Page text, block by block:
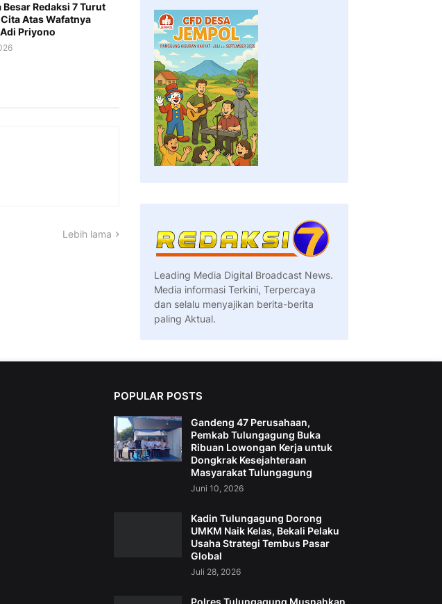
Besar Redaksi 7 Turut
Atas Wafatnya
Priyono
Lebih lama
Leading Media Digital Broadcast News.
Media informasi Terkini, Terpercaya
dan selalu menyajikan berita-berita
paling Aktual.
POPULAR POSTS
Gandeng 47 Perusahaan,
Pemkab Tulungagung Buka
Ribuan Lowongan Kerja untuk
Dongkrak Kesejahteraan
Masyarakat Tulungagung
Juni 10, 2026
Kadin Tulungagung Dorong
UMKM Naik Kelas, Bekali Pelaku
Usaha Strategi Tembus Pasar
Global
Juli 28, 2026